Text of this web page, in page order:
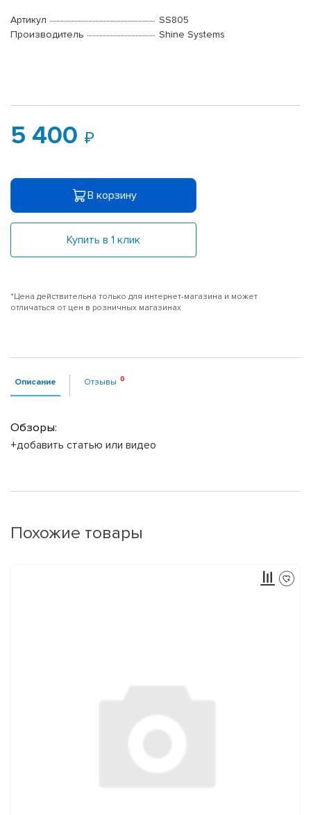
Артикул
SS805
Производитель
Shine Systems
5 400
В корзину
Купить в 1 клик
*Цена действительна только для интернет-магазина и может
отличаться от цен в розничных магазинах
Описание Отзывы
Обзоры:
+добавить статью или видео
Похожие товары